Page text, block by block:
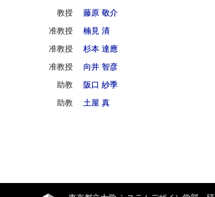
教授
藤原 敬介
准教授
楠見 清
准教授
杉本 達應
准教授
向井 智彦
助教
阪口 紗季
助教
土屋 真